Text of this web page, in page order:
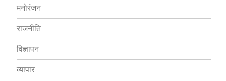
मनोरंजन
राजनीति
विज्ञापन
व्यापार